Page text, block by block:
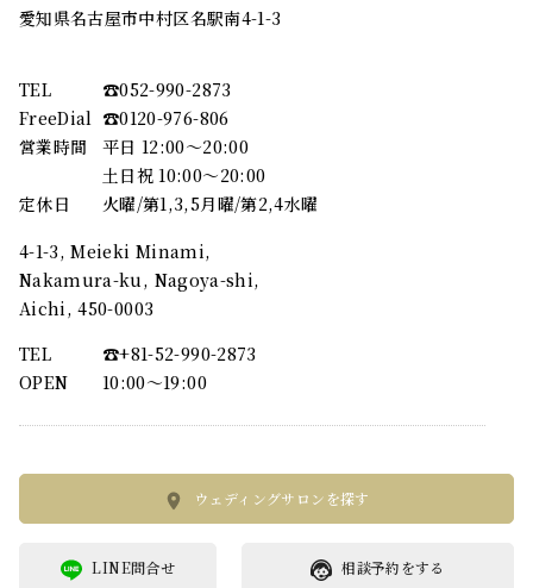
愛知県名古屋市中村区名駅南4-1-3
TEL
☎︎052-990-2873
FreeDial ☎︎0120-976-806
営業時間
平日 12:00～20:00
土日祝 10:00～20:00
定休日
火曜/第1,3,5月曜/第2,4水曜
4-1-3, Meieki Minami,
Nakamura-ku, Nagoya-shi,
Aichi, 450-0003
TEL
☎︎+81-52-990-2873
OPEN
10:00〜19:00
ウェディングサロンを探す
相談予約をする
LINE問合せ